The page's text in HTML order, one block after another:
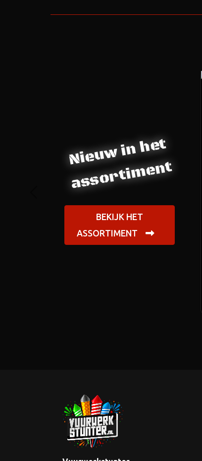
Nieuw in het
assortiment
BEKIJK HET
ASSORTIMENT